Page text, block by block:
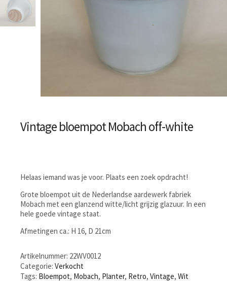
Vintage bloempot Mobach off-white
Helaas iemand was je voor. Plaats een zoek opdracht!
Grote bloempot uit de Nederlandse aardewerk fabriek
Mobach met een glanzend witte/licht grijzig glazuur. In een
hele goede vintage staat.
Afmetingen ca.: H 16, D 21cm
Artikelnummer: 22WV0012
Categorie: Verkocht
Tags: Bloempot, Mobach, Planter, Retro, Vintage, Wit